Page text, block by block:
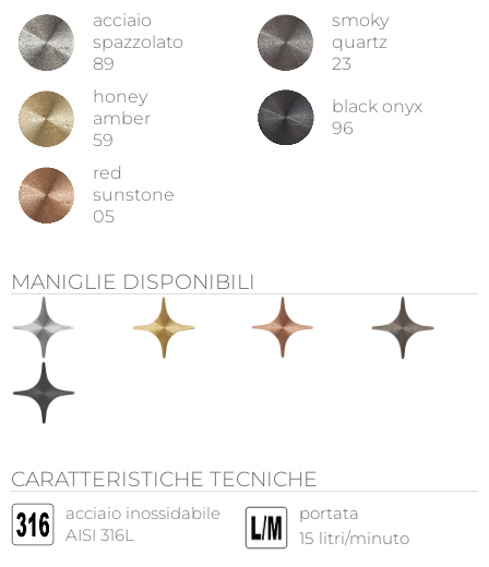
acciaio
spazzolato
89
smoky
quartz
23
honey
amber
59
black onyx
96
red
sunstone
05
MANIGLIE DISPONIBILI
CARATTERISTICHE TECNICHE
acciaio inossidabile
AISI 316L
portata
15 litri/minuto